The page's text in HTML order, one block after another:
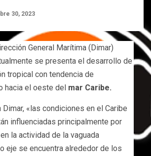
30, 2023
General Marítima (Dimar)
se presenta el desarrollo de
tropical con tendencia de
hacia el oeste del mar Caribe.
Dimar, «las condiciones en el Caribe
influenciadas principalmente por
la actividad de la vaguada
eje se encuentra alrededor de los